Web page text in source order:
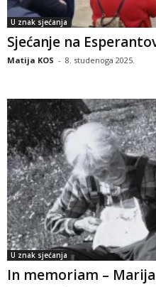
U znak sjećanja
Sjećanje na
Matija KOS - 8. studenoga 2025.
U znak sjećanja
In memoriam –